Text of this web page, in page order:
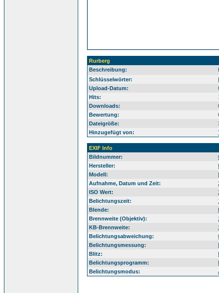
Rurberg
Beschreibung:
Schlüsselwörter:
Upload-Datum:
Hits:
Downloads:
Bewertung:
Dateigröße:
Hinzugefügt von:
EXIF Info
Bildnummer:
Hersteller:
Modell:
Aufnahme, Datum und Zeit:
ISO Wert:
Belichtungszeit:
Blende:
Brennweite (Objektiv):
KB-Brennweite:
Belichtungsabweichung:
Belichtungsmessung:
Blitz:
Belichtungsprogramm:
Belichtungsmodus: